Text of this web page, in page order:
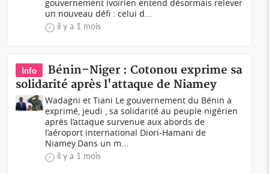
gouvernement ivoirien entend désormais relever
un nouveau défi : celui d...
il y a 1 mois
Info
Bénin–Niger : Cotonou exprime sa
solidarité après l'attaque de Niamey
Wadagni et Tiani Le gouvernement du Bénin a
exprimé, jeudi , sa solidarité au peuple nigérien
après l’attaque survenue aux abords de
l’aéroport international Diori-Hamani de
Niamey.Dans un m...
il y a 1 mois